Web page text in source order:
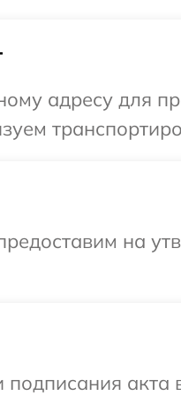
адресу для
на
подписания